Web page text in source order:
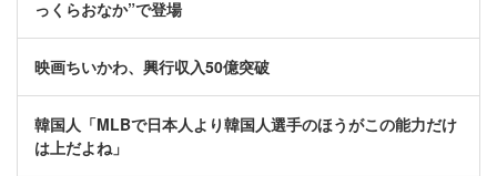
っくらおなか”で登場
映画ちいかわ、興行収入50億突破
韓国人「MLBで日本人より韓国人選手のほうがこの能力だけ
は上だよね」